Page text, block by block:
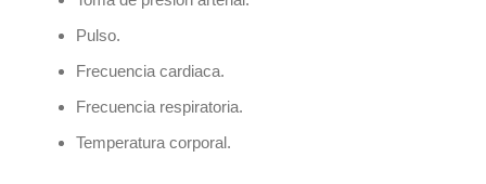
Pulso.
Frecuencia cardiaca.
Frecuencia respiratoria.
Temperatura corporal.